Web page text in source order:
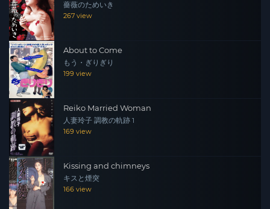
薔薇のためいき
267 view
About to Come
もう・ぎりぎり
199 view
Reiko Married Woman
人妻玲子 調教の軌跡 1
169 view
Kissing and chimneys
キスと煙突
166 view